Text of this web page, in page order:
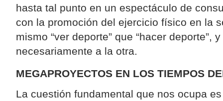
hasta tal punto en un espectáculo de
con la promoción del ejercicio físico en la
mismo “ver deporte” que “hacer deporte”,
necesariamente a la otra.
MEGAPROYECTOS EN LOS TIEMPOS
La cuestión fundamental que nos ocupa